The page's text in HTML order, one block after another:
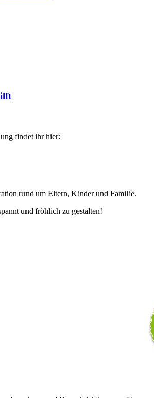
findet ihr hier:
rund um Eltern, Kinder und Familie.
und fröhlich zu gestalten!